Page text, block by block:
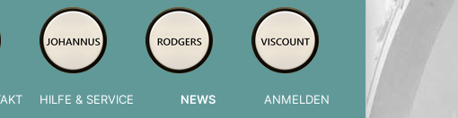
HILFE & SERVICE NEWS ANMELDEN